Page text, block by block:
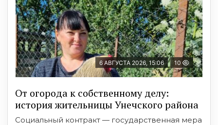
6 АВГУСТА 2026, 15:06 10
От огорода к собственному делу:
история жительницы Унечского района
Социальный контракт — государственная мера